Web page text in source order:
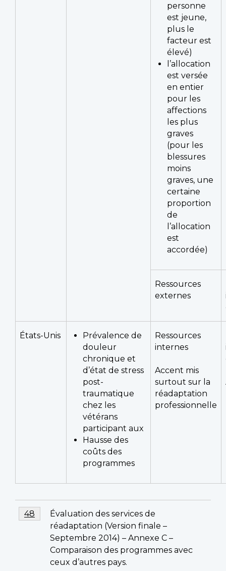
personne
est jeune,
plus le
facteur est
élevé)
l’allocation
est versée
en entier
pour les
affections
les plus
graves
(pour les
blessures
moins
graves, une
certaine
proportion
de
l’allocation
est
accordée)
Ressources
externes
États-Unis
Prévalence de
douleur
chronique et
d’état de stress
post-
traumatique
chez les
vétérans
participant aux
Hausse des
coûts des
programmes
Ressources
internes
Accent mis
surtout sur la
réadaptation
professionnelle
Notes
Notes
de
Évaluation des services de
réadaptation (Version finale –
Septembre 2014) – Annexe C –
Comparaison des programmes avec
ceux d’autres pays.
Return to footnote
48 referrer